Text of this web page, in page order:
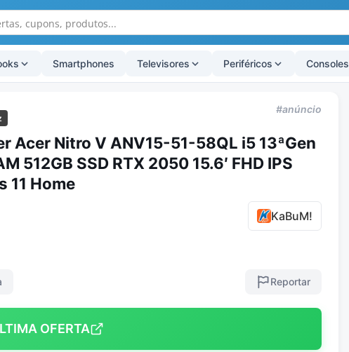
Smartphones Televisores Periféricos Consoles
#anúncio
Acer Nitro V ANV15-51-58QL i5 13ªGen
512GB SSD RTX 2050 15.6′ FHD IPS
11 Home
KaBuM!
Reportar
OFERTA